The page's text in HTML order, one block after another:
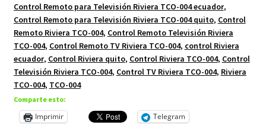
Control Remoto para Televisión Riviera TCO-004 ecuador,
Control Remoto para Televisión Riviera TCO-004 quito, Control
Remoto Riviera TCO-004, Control Remoto Televisión Riviera
TCO-004, Control Remoto TV Riviera TCO-004, control Riviera
ecuador, Control Riviera quito, Control Riviera TCO-004, Control
Televisión Riviera TCO-004, Control TV Riviera TCO-004, Riviera
TCO-004, TCO-004
Comparte esto:
Imprimir
Telegram